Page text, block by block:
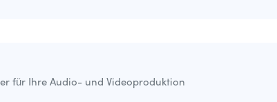
für Ihre Audio- und Videoproduktion